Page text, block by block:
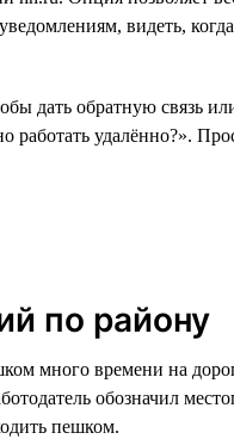
видеть,
дать обратную связь
удалённо?».
по району
много времени на
обозначил
пешком.